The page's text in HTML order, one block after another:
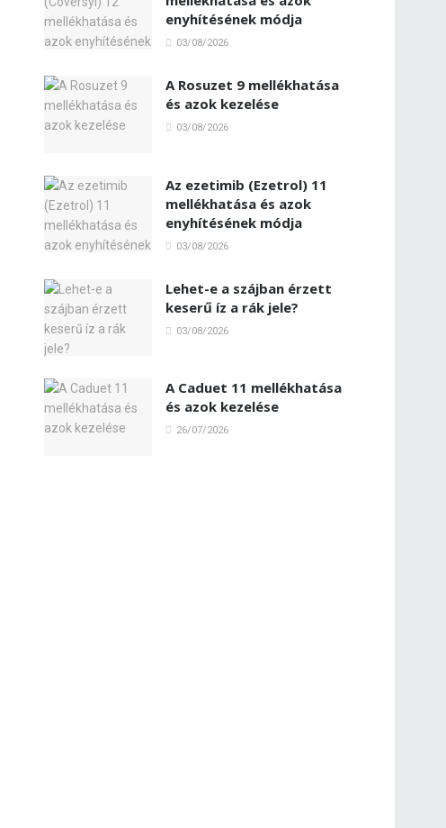
enyhítésének módja
03/08/2026
A Rosuzet 9 mellékhatása
és azok kezelése
03/08/2026
Az ezetimib (Ezetrol) 11
mellékhatása és azok
enyhítésének módja
03/08/2026
Lehet-e a szájban érzett
keserű íz a rák jele?
03/08/2026
A Caduet 11 mellékhatása
és azok kezelése
26/07/2026